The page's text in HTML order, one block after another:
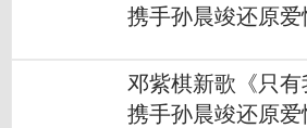
携手孙晨竣还原
邓紫棋新歌《只有
携手孙晨竣还原